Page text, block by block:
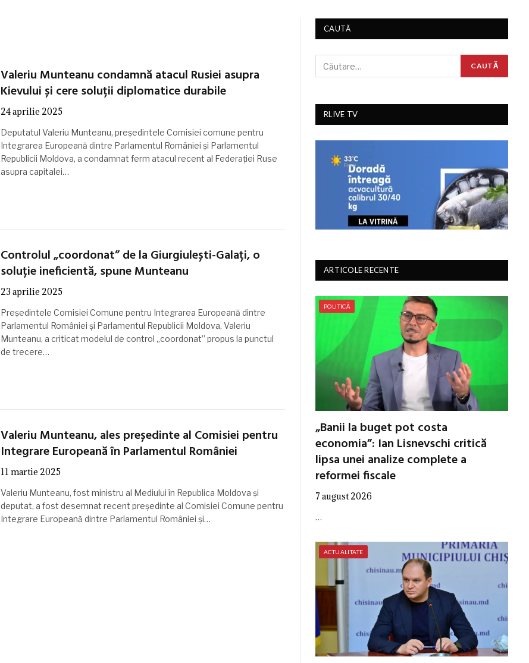
Valeriu Munteanu condamnă atacul Rusiei asupra
Kievului și cere soluții diplomatice durabile
24 aprilie 2025
Deputatul Valeriu Munteanu, președintele Comisiei comune pentru
Integrarea Europeană dintre Parlamentul României și Parlamentul
Republicii Moldova, a condamnat ferm atacul recent al Federației Ruse
asupra capitalei…
Controlul „coordonat” de la Giurgiulești-Galați, o
soluție ineficientă, spune Munteanu
23 aprilie 2025
Președintele Comisiei Comune pentru Integrarea Europeană dintre
Parlamentul României și Parlamentul Republicii Moldova, Valeriu
Munteanu, a criticat modelul de control „coordonat” propus la punctul
de trecere…
Valeriu Munteanu, ales președinte al Comisiei pentru
Integrare Europeană în Parlamentul României
11 martie 2025
Valeriu Munteanu, fost ministru al Mediului în Republica Moldova și
deputat, a fost desemnat recent președinte al Comisiei Comune pentru
Integrare Europeană dintre Parlamentul României și…
CAUTĂ
RLIVE TV
ARTICOLE RECENTE
POLITICĂ
„Banii la buget pot costa
economia”: Ian Lisnevschi critică
lipsa unei analize complete a
reformei fiscale
7 august 2026
…
ACTUALITATE